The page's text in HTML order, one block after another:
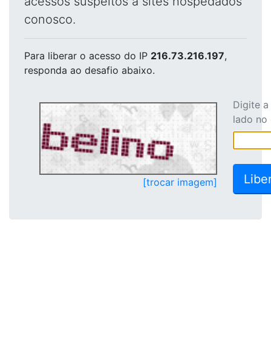
conosco.
Para liberar o acesso do IP 216.73.216.197,
responda ao desafio abaixo.
[trocar imagem]
Digite
lado no